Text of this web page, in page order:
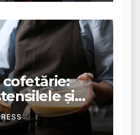
și
pentru un